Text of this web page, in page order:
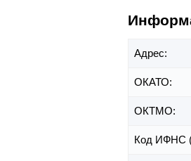
Адрес:
ОКАТО:
ОКТМО:
Код ИФНС